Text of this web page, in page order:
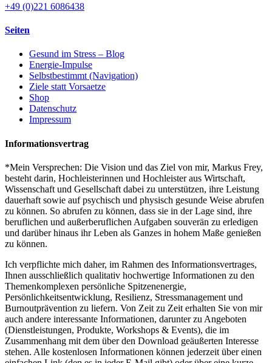
+49 (0)221 6086438
Seiten
Gesund im Stress – Blog
Energie-Impulse
Selbstbestimmt (Navigation)
Ziele statt Vorsaetze
Shop
Datenschutz
Impressum
Informationsvertrag
*Mein Versprechen: Die Vision und das Ziel von mir, Markus Frey,
besteht darin, Hochleisterinnen und Hochleister aus Wirtschaft,
Wissenschaft und Gesellschaft dabei zu unterstützen, ihre Leistung
dauerhaft sowie auf psychisch und physisch gesunde Weise abrufen
zu können. So abrufen zu können, dass sie in der Lage sind, ihre
beruflichen und außerberuflichen Aufgaben souverän zu erledigen
und darüber hinaus ihr Leben als Ganzes in hohem Maße genießen
zu können.
Ich verpflichte mich daher, im Rahmen des Informationsvertrages,
Ihnen ausschließlich qualitativ hochwertige Informationen zu den
Themenkomplexen persönliche Spitzenenergie,
Persönlichkeitsentwicklung, Resilienz, Stressmanagement und
Burnoutprävention zu liefern. Von Zeit zu Zeit erhalten Sie von mir
auch andere interessante Informationen, darunter zu Angeboten
(Dienstleistungen, Produkte, Workshops & Events), die im
Zusammenhang mit dem über den Download geäußerten Interesse
stehen. Alle kostenlosen Informationen können jederzeit über einen